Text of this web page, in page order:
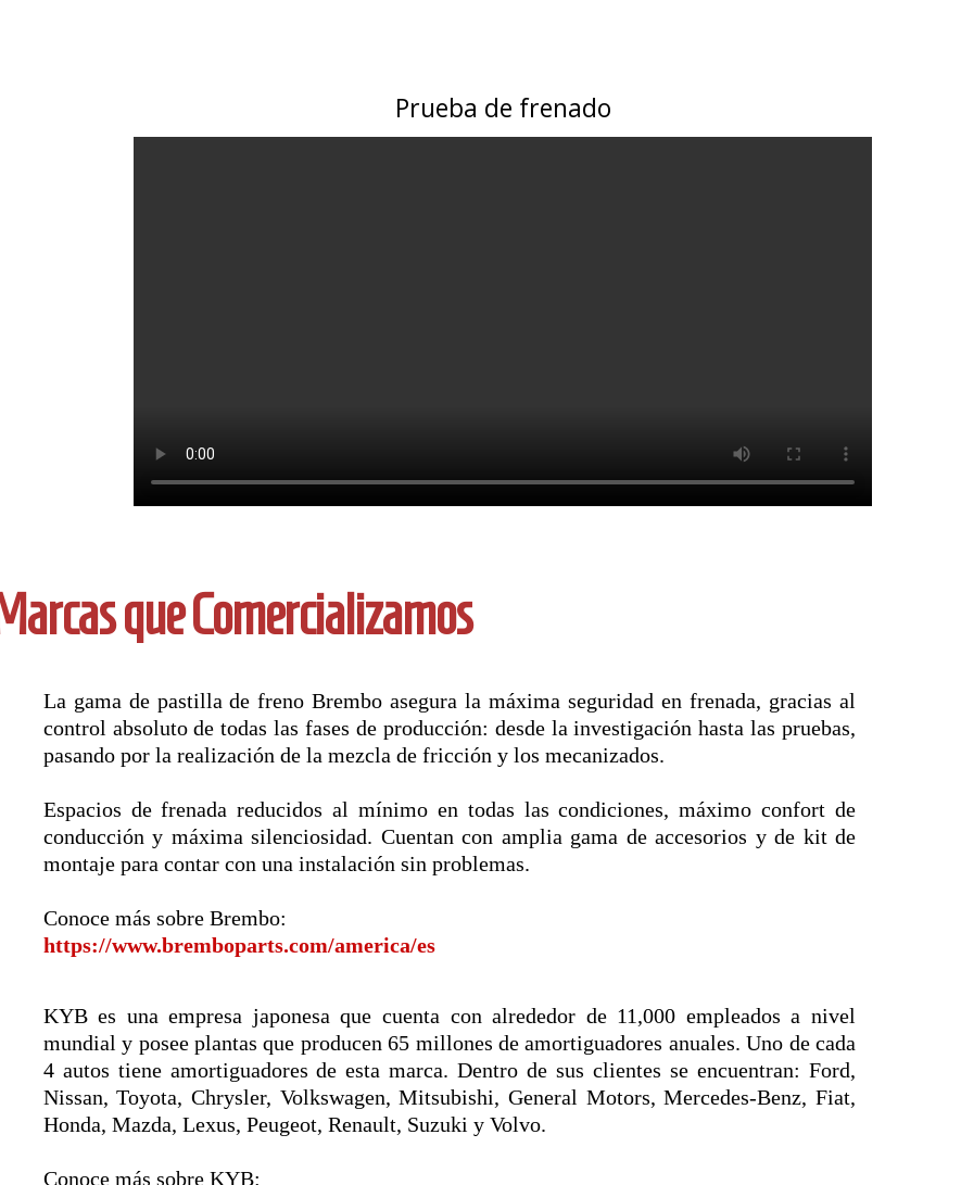
Prueba de frenado
Marcas que Comercializamos
La gama de pastilla de freno Brembo asegura la máxima seguridad en frenada, gracias al
control absoluto de todas las fases de producción: desde la investigación hasta las pruebas,
pasando por la realización de la mezcla de fricción y los mecanizados.
Espacios de frenada reducidos al mínimo en todas las condiciones, máximo confort de
conducción y máxima silenciosidad. Cuentan con amplia gama de accesorios y de kit de
montaje para contar con una instalación sin problemas.
Conoce más sobre Brembo:
https://www.bremboparts.com/america/es
KYB es una empresa japonesa que cuenta con alrededor de 11,000 empleados a nivel
mundial y posee plantas que producen 65 millones de amortiguadores anuales. Uno de cada
4 autos tiene amortiguadores de esta marca. Dentro de sus clientes se encuentran: Ford,
Nissan, Toyota, Chrysler, Volkswagen, Mitsubishi, General Motors, Mercedes-Benz, Fiat,
Honda, Mazda, Lexus, Peugeot, Renault, Suzuki y Volvo.
Conoce más sobre KYB: